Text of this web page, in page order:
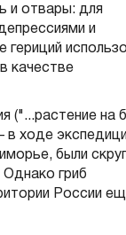
и отвары: для
и
качестве
("...растение на
в ходе
были
гриб
России